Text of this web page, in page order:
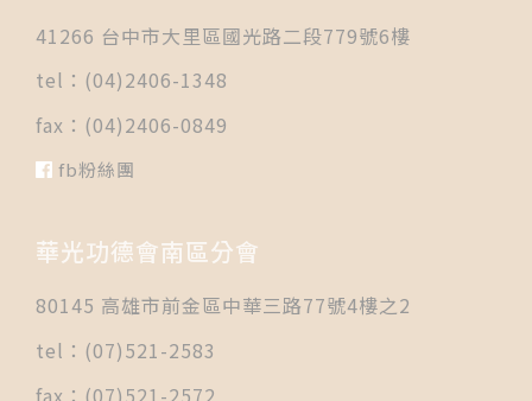
41266 台中市大里區國光路二段779號6樓
tel：(04)2406-1348
fax：(04)2406-0849
fb粉絲團
華光功德會南區分會
80145 高雄市前金區中華三路77號4樓之2
tel：(07)521-2583
fax：(07)521-2572